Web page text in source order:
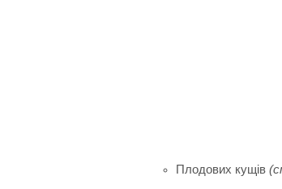
Плодових кущів